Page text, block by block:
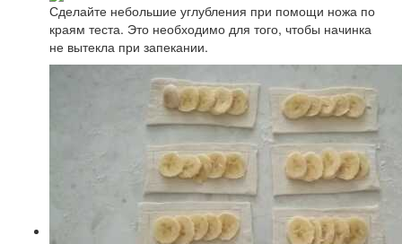
Сделайте небольшие углубления при помощи ножа по
краям теста. Это необходимо для того, чтобы начинка
не вытекла при запекании.